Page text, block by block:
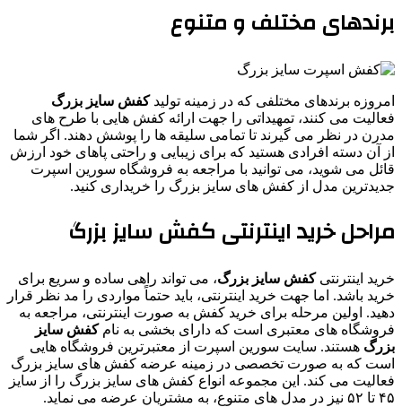
برندهای مختلف و متنوع
امروزه برندهای مختلفی که در زمینه تولیدکفش سایز بزرگ
فعالیت می‌ کنند، تمهیداتی را جهت ارائه کفش‌ هایی با طرح‌ های
مدرن در نظر می‌ گیرند تا تمامی سلیقه‌ ها را پوشش دهند. اگر شما
از آن دسته افرادی هستید که برای زیبایی و راحتی پاهای خود ارزش
قائل می شوید، می‌ توانید با مراجعه به فروشگاه سورین اسپرت
جدیدترین مدل از کفش های سایز بزرگ را خریداری کنید.
مراحل خرید اینترنتی کفش سایز بزرگ
خرید اینترنتیکفش سایز بزرگ، می‌ تواند راهی ساده و سریع برای
خرید باشد. اما جهت خرید اینترنتی، باید حتماً مواردی را مد نظر قرار
دهید. اولین مرحله برای خرید کفش به صورت اینترنتی، مراجعه به
فروشگاه‌ های معتبری است که دارای بخشی به نامکفش سایز
بزرگ هستند. سایت سورین اسپرت از معتبرترین فروشگاه هایی
است که به صورت تخصصی در زمینه عرضه کفش های سایز بزرگ
فعالیت می کند. این مجموعه انواع کفش‌ های سایز بزرگ را از سایز
۴۵ تا ۵۲ نیز در مدل‌ های متنوع، به مشتریان عرضه می‌ نماید.